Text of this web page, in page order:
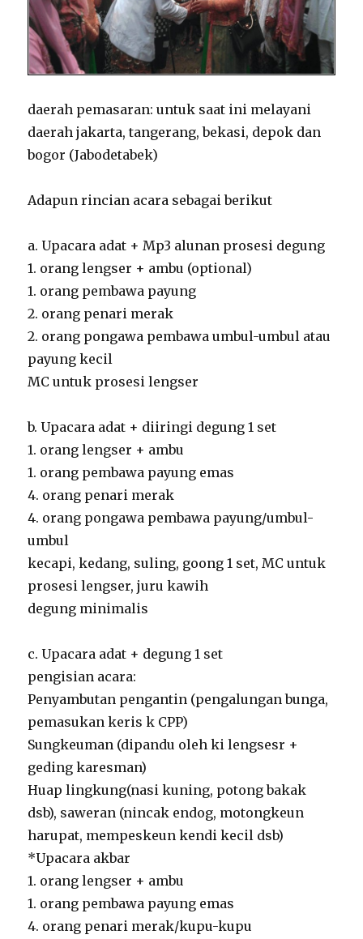
daerah pemasaran: untuk saat ini melayani
daerah jakarta, tangerang, bekasi, depok dan
bogor (Jabodetabek)
Adapun rincian acara sebagai berikut
a. Upacara adat + Mp3 alunan prosesi degung
1. orang lengser + ambu (optional)
1. orang pembawa payung
2. orang penari merak
2. orang pongawa pembawa umbul-umbul atau
payung kecil
MC untuk prosesi lengser
b. Upacara adat + diiringi degung 1 set
1. orang lengser + ambu
1. orang pembawa payung emas
4. orang penari merak
4. orang pongawa pembawa payung/umbul-
umbul
kecapi, kedang, suling, goong 1 set, MC untuk
prosesi lengser, juru kawih
degung minimalis
c. Upacara adat + degung 1 set
pengisian acara:
Penyambutan pengantin (pengalungan bunga,
pemasukan keris k CPP)
Sungkeuman (dipandu oleh ki lengsesr +
geding karesman)
Huap lingkung(nasi kuning, potong bakak
dsb), saweran (nincak endog, motongkeun
harupat, mempeskeun kendi kecil dsb)
*Upacara akbar
1. orang lengser + ambu
1. orang pembawa payung emas
4. orang penari merak/kupu-kupu